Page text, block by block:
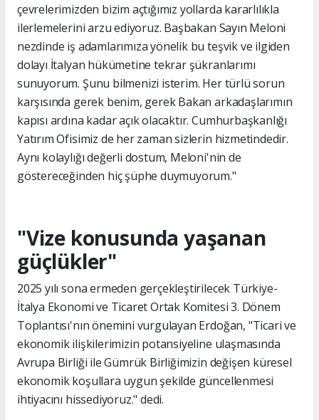
çevrelerimizden bizim açtığımız yollarda kararlılıkla
ilerlemelerini arzu ediyoruz. Başbakan Sayın Meloni
nezdinde iş adamlarımıza yönelik bu teşvik ve ilgiden
dolayı İtalyan hükümetine tekrar şükranlarımı
sunuyorum. Şunu bilmenizi isterim. Her türlü sorun
karşısında gerek benim, gerek Bakan arkadaşlarımın
kapısı ardına kadar açık olacaktır. Cumhurbaşkanlığı
Yatırım Ofisimiz de her zaman sizlerin hizmetindedir.
Aynı kolaylığı değerli dostum, Meloni'nin de
göstereceğinden hiç şüphe duymuyorum."
"Vize konusunda yaşanan
güçlükler"
2025 yılı sona ermeden gerçekleştirilecek Türkiye-
İtalya Ekonomi ve Ticaret Ortak Komitesi 3. Dönem
Toplantısı'nın önemini vurgulayan Erdoğan, "Ticari ve
ekonomik ilişkilerimizin potansiyeline ulaşmasında
Avrupa Birliği ile Gümrük Birliğimizin değişen küresel
ekonomik koşullara uygun şekilde güncellenmesi
ihtiyacını hissediyoruz." dedi.